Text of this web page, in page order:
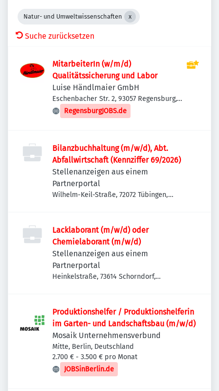
Natur- und Umweltwissenschaften
Suche zurücksetzen
MitarbeiterIn (w/m/d)
Qualitätssicherung und Labor
Luise Händlmaier GmbH
Eschenbacher Str. 2, 93057 Regensburg,
Deutschland
RegensburgJOBS.de
Bilanzbuchhaltung (m/w/d), Abt.
Abfallwirtschaft (Kennziffer 69/2026)
Stellenanzeigen aus einem
Partnerportal
Wilhelm-Keil-Straße, 72072 Tübingen,
Lacklaborant (m/w/d) oder
Chemielaborant (m/w/d)
Stellenanzeigen aus einem
Partnerportal
Heinkelstraße, 73614 Schorndorf,
Produktionshelfer / Produktionshelferin
im Garten- und Landschaftsbau (m/w/d)
Mosaik Unternehmensverbund
Mitte, Berlin, Deutschland
2.700 € - 3.500 € pro Monat
JOBSinBerlin.de